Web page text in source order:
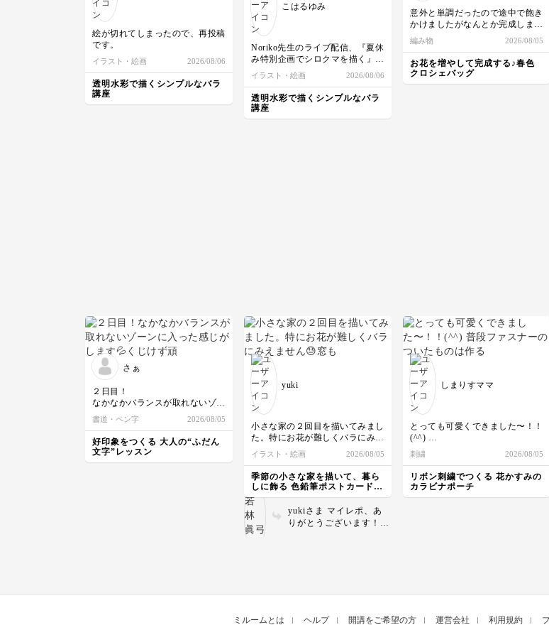
絵が切れてしまったので、再投稿
です。
イラスト・絵画 2026/08/06
透明水彩で描くシンプルなバラ
講座
こはるゆみ
Noriko先生のライブ配信、『夏休
み特別企画でシロクマを描く』
絵の具がないので、鉛筆で一緒に
描いてみました😆
クマではなく、犬になりました
😅
イラスト・絵画 2026/08/06
透明水彩で描くシンプルなバラ
講座
意外と単調だったので途中で飽き
かけましたがなんとか完成しまし
た！
エコバッグにしてはちょっと重さ
があるので、普通におでかけバッ
クにします^ ^
見本通りできて嬉しいです！！
編み物 2026/08/05
お花を増やして完成する♪春色
クロシェバッグ
さぁ
２日目！
なかなかバランスが取れないゾー
ンに入った感じがします💦
くじけず頑張ります！
書道・ペン字 2026/08/05
好印象をつくる 大人の“ふだん
文字”レッスン
yuki
小さな家の２回目を描いてみまし
た。特にお花が難しくバラにみえ
ません😓窓も傾いてしまいまし
た。
ヨーロッパ風の家が好きで形にな
っていくのが楽しかったです。色
ても気に入りました☺️
イラスト・絵画 2026/08/05
季節の小さな家を描いて、暮ら
しに飾る 色鉛筆ポストカード講
座
yukiさま マイレポ、あ
りがとうございます！
です。屋根の色もきれい
やかな色で描いていて楽
しまりすママ
とっても可愛くできました〜！！
(^^)
普段ファスナーのついたものは作
るのが難しくてあまり選ばない私
ですが、こちらの作品はデザイン
が上品で素敵で、どうしても作っ
で、他の作品も挑戦してみたいと
うございました！
刺繍 2026/08/05
リボン刺繍でつくる 花かすみの
カラビナポーチ
ミルームとは ヘルプ 開講をご希望の方 運営会社 利用規約